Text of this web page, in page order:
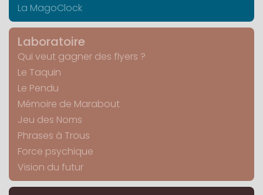
La MagoClock
Laboratoire
Qui veut gagner des flyers ?
Le Taquin
Le Pendu
Mémoire de Marabout
Jeu des Noms
Phrases à Trous
Force psychique
Vision du futur